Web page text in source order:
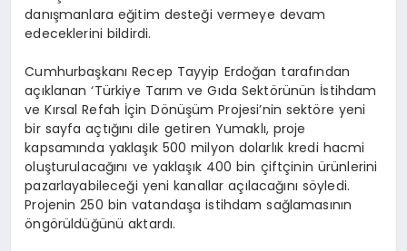
danışmanlara eğitim desteği vermeye devam
edeceklerini bildirdi.
Cumhurbaşkanı Recep Tayyip Erdoğan tarafından
açıklanan ‘Türkiye Tarım ve Gıda Sektörünün İstihdam
ve Kırsal Refah İçin Dönüşüm Projesi’nin sektöre yeni
bir sayfa açtığını dile getiren Yumaklı, proje
kapsamında yaklaşık 500 milyon dolarlık kredi hacmi
oluşturulacağını ve yaklaşık 400 bin çiftçinin ürünlerini
pazarlayabileceği yeni kanallar açılacağını söyledi.
Projenin 250 bin vatandaşa istihdam sağlamasının
öngörüldüğünü aktardı.